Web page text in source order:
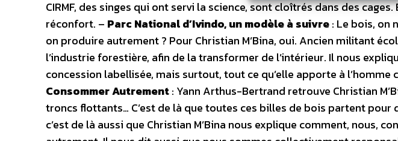
CIRMF, des singes qui ont servi la science, sont cloîtrés dans des
réconfort. – Parc National d’Ivindo, un modèle à suivre: Le bois, on
on produire autrement ? Pour Christian M’Bina, oui. Ancien militant
l’industrie forestière, afin de la transformer de l’intérieur. Il nous
concession labellisée, mais surtout, tout ce qu’elle apporte à l’homme
Consommer Autrement: Yann Arthus-Bertrand retrouve Christian
troncs flottants… C’est de là que toutes ces billes de bois partent pour
c’est de là aussi que Christian M’Bina nous explique comment, nous,